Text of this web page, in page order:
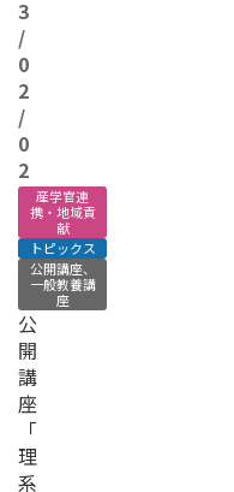
3
/
0
2
/
0
2
産学官連
携・地域貢
献
トピックス
公開講座、
一般教養講
座
公
開
講
座
「
理
系